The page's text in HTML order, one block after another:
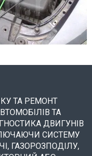
ТА РЕМОНТ
ТА
ДВИГУНІВ
СИСТЕМУ
ГАЗОРОЗПОДІЛУ,